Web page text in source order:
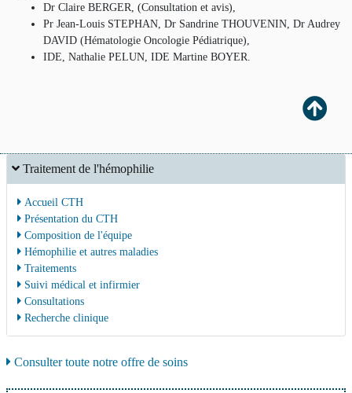
Traitement de l'hémophilie
Accueil CTH
Présentation du CTH
Composition de l'équipe
Hémophilie et autres maladies
Traitements
Suivi médical et infirmier
Consultations
Recherche clinique
Consulter toute notre offre de soins
Dr Claire BERGER, (Consultation et avis),
Pr Jean-Louis STEPHAN, Dr Sandrine THOUVENIN, Dr Audrey
DAVID (Hématologie Oncologie Pédiatrique),
IDE, Nathalie PELUN, IDE Martine BOYER.